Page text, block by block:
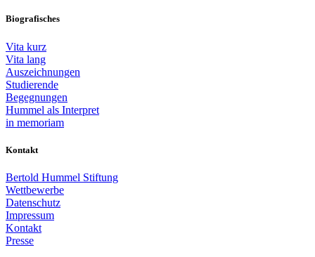
Biografisches
Vita kurz
Vita lang
Auszeichnungen
Studierende
Begegnungen
Hummel als Interpret
in memoriam
Kontakt
Bertold Hummel Stiftung
Wettbewerbe
Datenschutz
Impressum
Kontakt
Presse